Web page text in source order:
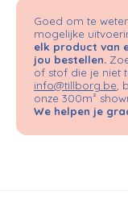
Goed om te
mogelijke
elk product van
jou bestellen.
of stof die je niet
info@tillborg.be
onze 300m²
We helpen je